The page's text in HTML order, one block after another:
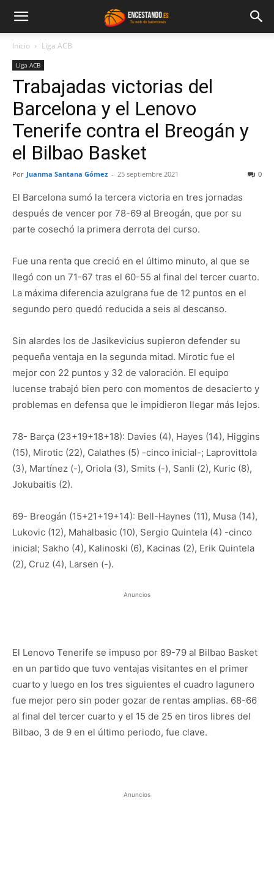
Inicio Liga ACB
Liga ACB
Trabajadas victorias del
Barcelona y el Lenovo
Tenerife contra el Breogán y
el Bilbao Basket
Por Juanma Santana Gómez - 25 septiembre 2021 0
El Barcelona sumó la tercera victoria en tres jornadas
después de vencer por 78-69 al Breogán, que por su
parte cosechó la primera derrota del curso.
Fue una renta que creció en el último minuto, al que se
llegó con un 71-67 tras el 60-55 al final del tercer cuarto.
La máxima diferencia azulgrana fue de 12 puntos en el
segundo pero quedó reducida a seis al descanso.
Sin alardes los de Jasikevicius supieron defender su
pequeña ventaja en la segunda mitad. Mirotic fue el
mejor con 22 puntos y 32 de valoración. El equipo
lucense trabajó bien pero con momentos de desacierto y
problemas en defensa que le impidieron llegar más lejos.
78- Barça (23+19+18+18): Davies (4), Hayes (14), Higgins
(15), Mirotic (22), Calathes (5) -cinco inicial-; Laprovittola
(3), Martínez (-), Oriola (3), Smits (-), Sanli (2), Kuric (8),
Jokubaitis (2).
69- Breogán (15+21+19+14): Bell-Haynes (11), Musa (14),
Lukovic (12), Mahalbasic (10), Sergio Quintela (4) -cinco
inicial; Sakho (4), Kalinoski (6), Kacinas (2), Erik Quintela
(2), Cruz (4), Larsen (-).
Anuncios
El Lenovo Tenerife se impuso por 89-79 al Bilbao Basket
en un partido que tuvo ventajas visitantes en el primer
cuarto y luego en los tres siguientes el cuadro lagunero
fue mejor pero sin poder gozar de rentas amplias. 68-66
al final del tercer cuarto y el 15 de 25 en tiros libres del
Bilbao, 3 de 9 en el último periodo, fue clave.
Anuncios